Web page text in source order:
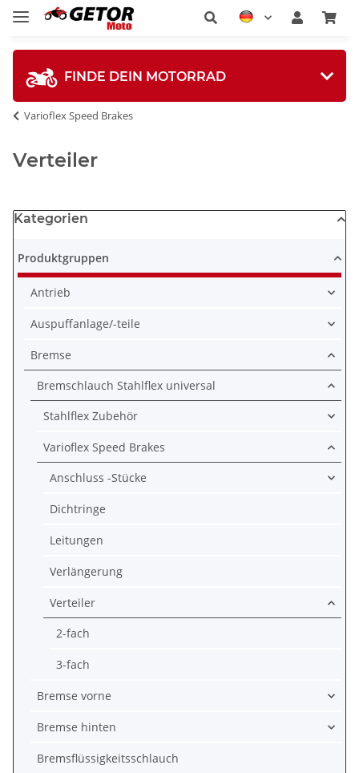
FINDE DEIN MOTORRAD
Varioflex Speed Brakes
Verteiler
Kategorien
Produktgruppen
Antrieb
Auspuffanlage/-teile
Bremse
Bremschlauch Stahlflex universal
Stahlflex Zubehör
Varioflex Speed Brakes
Anschluss -Stücke
Dichtringe
Leitungen
Verlängerung
Verteiler
2-fach
3-fach
Bremse vorne
Bremse hinten
Bremsflüssigkeitsschlauch